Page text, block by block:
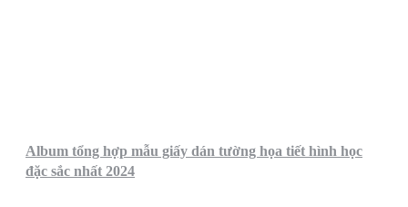
Album tổng hợp mẫu giấy dán tường họa tiết hình học
đặc sắc nhất 2024